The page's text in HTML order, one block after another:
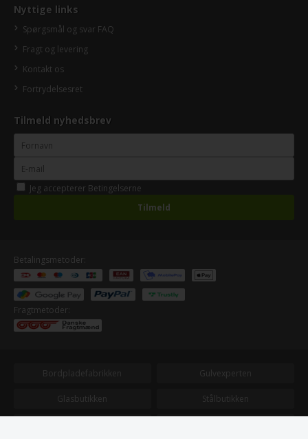
Nyttige links
Spørgsmål og svar FAQ
Fragt og levering
Kontakt os
Fortrydelsesret
Tilmeld nyhedsbrev
Jeg accepterer Betingelserne
Betalingsmetoder:
Fragtmetoder:
Bordpladefabrikken Gulvexperten
Glasbutikken Stålbutikken